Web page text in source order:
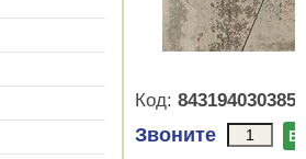
Код: 8431940303852
Звоните В